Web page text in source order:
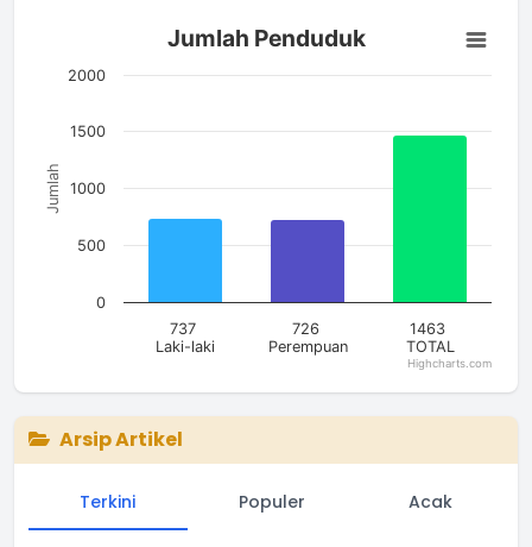
Jumlah Penduduk
Bar chart with 3 bars.
The chart has 1 X axis displaying categories.
Jumlah
Jumlah Penduduk
737
Laki-laki
726
Perempuan
1463
TOTAL
0
500
1000
1500
2000
Highcharts.com
Arsip Artikel
Terkini Populer Acak